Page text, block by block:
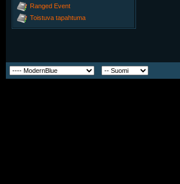
Ranged Event
Toistuva tapahtuma